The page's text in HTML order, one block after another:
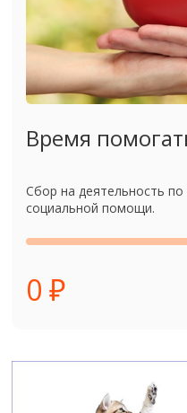
Время
Сбор на деятельность
социальной помощи.
0 ₽